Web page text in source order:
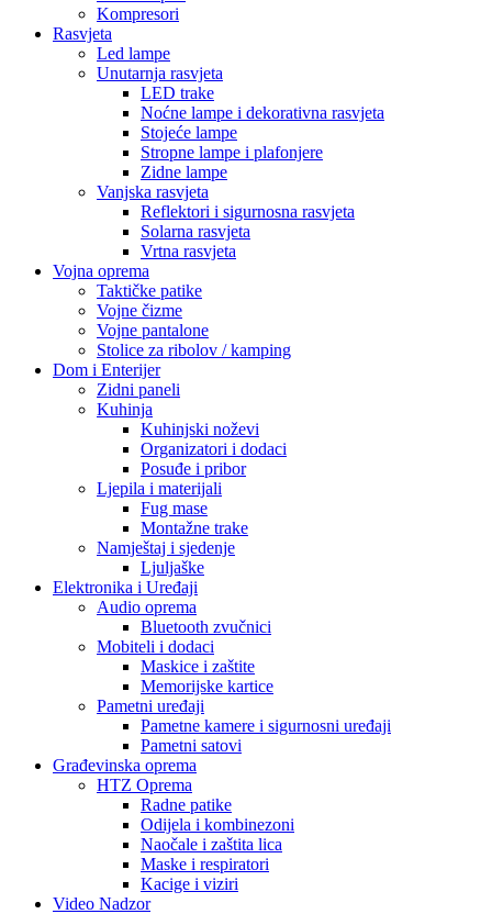
Kompresori
Rasvjeta
Led lampe
Unutarnja rasvjeta
LED trake
Noćne lampe i dekorativna rasvjeta
Stojeće lampe
Stropne lampe i plafonjere
Zidne lampe
Vanjska rasvjeta
Reflektori i sigurnosna rasvjeta
Solarna rasvjeta
Vrtna rasvjeta
Vojna oprema
Taktičke patike
Vojne čizme
Vojne pantalone
Stolice za ribolov / kamping
Dom i Enterijer
Zidni paneli
Kuhinja
Kuhinjski noževi
Organizatori i dodaci
Posuđe i pribor
Ljepila i materijali
Fug mase
Montažne trake
Namještaj i sjedenje
Ljuljaške
Elektronika i Uređaji
Audio oprema
Bluetooth zvučnici
Mobiteli i dodaci
Maskice i zaštite
Memorijske kartice
Pametni uređaji
Pametne kamere i sigurnosni uređaji
Pametni satovi
Građevinska oprema
HTZ Oprema
Radne patike
Odijela i kombinezoni
Naočale i zaštita lica
Maske i respiratori
Kacige i viziri
Video Nadzor